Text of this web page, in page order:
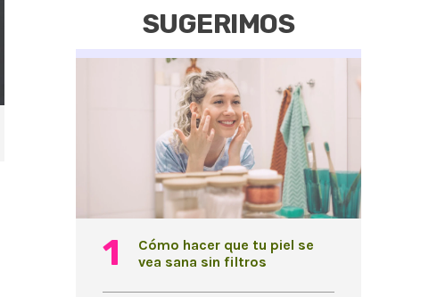
SUGERIMOS
Cómo hacer que tu piel se
vea sana sin filtros